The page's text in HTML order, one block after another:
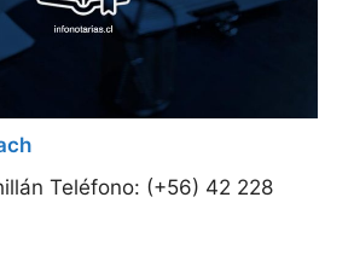
Teléfono: (+56) 42 228